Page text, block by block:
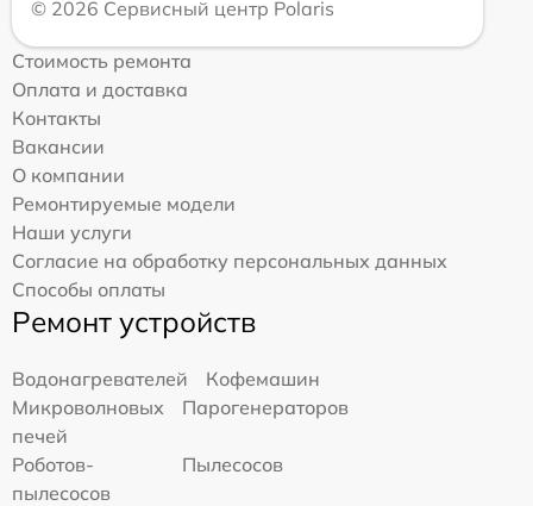
© 2026 Сервисный центр Polaris
Стоимость ремонта
Оплата и доставка
Контакты
Вакансии
О компании
Ремонтируемые модели
Наши услуги
Согласие на обработку персональных данных
Способы оплаты
Ремонт устройств
Водонагревателей
Кофемашин
Микроволновых
печей
Парогенераторов
Роботов-
пылесосов
Пылесосов